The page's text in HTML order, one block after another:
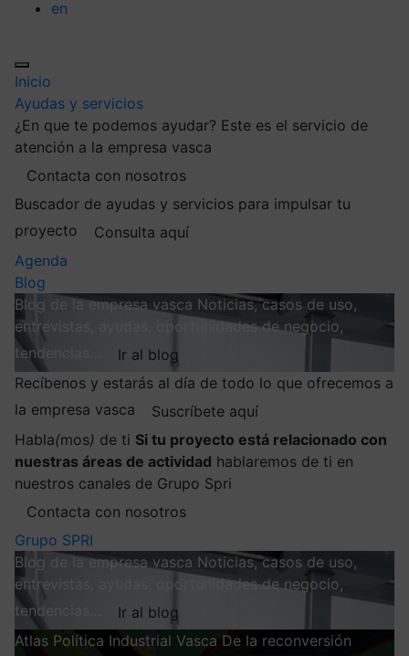
en
Inicio
Ayudas y servicios
¿En que te podemos ayudar? Este es el servicio de
atención a la empresa vasca
Contacta con nosotros
Buscador de ayudas y servicios para impulsar tu
proyecto
Consulta aquí
Agenda
Blog
Blog de la empresa vasca Noticias, casos de uso,
entrevistas, ayudas, oportunidades de negocio,
tendencias…
Ir al blog
Recíbenos y estarás al día de todo lo que ofrecemos a
la empresa vasca
Suscríbete aquí
Habla(mos) de ti Si tu proyecto está relacionado con
nuestras áreas de actividad hablaremos de ti en
nuestros canales de Grupo Spri
Contacta con nosotros
Grupo SPRI
Blog de la empresa vasca Noticias, casos de uso,
entrevistas, ayudas, oportunidades de negocio,
tendencias…
Ir al blog
Atlas Política Industrial Vasca De la reconversión